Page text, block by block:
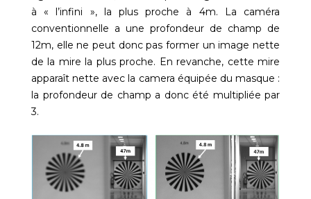
à « l’infini », la plus proche à 4m. La caméra
conventionnelle a une profondeur de champ de
12m, elle ne peut donc pas former un image nette
de la mire la plus proche. En revanche, cette mire
apparaît nette avec la camera équipée du masque :
la profondeur de champ a donc été multipliée par
3.